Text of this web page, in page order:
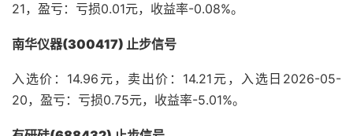
21，盈亏：亏损0.01元，收益率-0.08%。
南华仪器(300417) 止步信号
入选价：14.96元，卖出价：14.21元，入选日2026-05-
20，盈亏：亏损0.75元，收益率-5.01%。